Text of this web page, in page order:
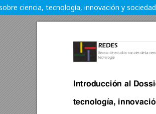
ciencia, tecnología, innovación y sociedad